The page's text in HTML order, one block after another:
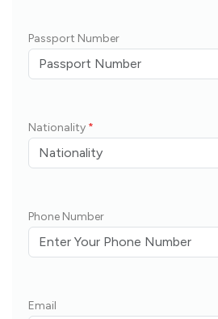
Passport Number
Nationality *
Phone Number
Email